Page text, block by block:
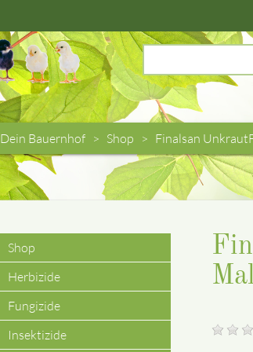
Dein Bauernhof Shop Finalsan
Navigation
überspringen
Shop
Herbizide
Fungizide
Insektizide